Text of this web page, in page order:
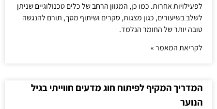
לפעילויות אחרות. כמו כן, המגוון הרחב של כלים טכנולוגיים שניתן
לשלב בשיעורים, כגון מצגות, סקרים ושיתוף מסך, תורם להנגשה
טובה יותר של החומר הנלמד.
לקריאת המאמר »
המדריך המקיף לפיתוח חוג מדעים חווייתי בגיל
הנוער